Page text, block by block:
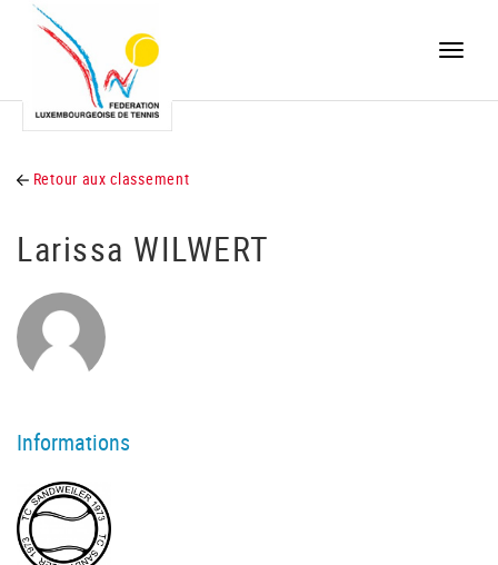
Toggle
Retour aux classement
Larissa WILWERT
Informations